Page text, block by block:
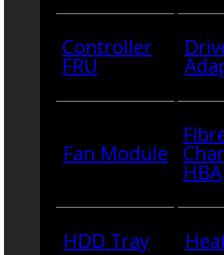
Controller
FRU
Fan Module
HBA
HDD Tray